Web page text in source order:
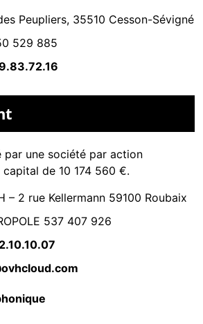
Peupliers, 35510 Cesson-Sévigné
529 885
par une société par action
de 10 174 560 €.
– 2 rue Kellermann 59100 Roubaix
537 407 926